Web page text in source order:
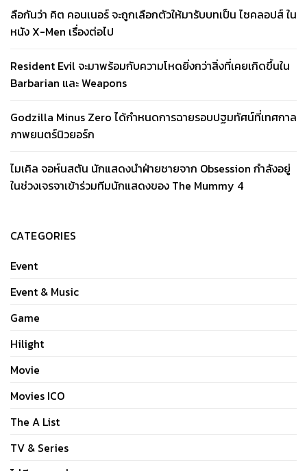
ลือกันว่า คิต คอนเนอร์ จะถูกเลือกตัวให้มารับบทเป็น ไซคลอปส์ ใน
หนัง X-Men เรื่องต่อไป
Resident Evil จะมาพร้อมกับความโหดยิ่งกว่าสิ่งที่เคยเกิดขึ้นใน
Barbarian และ Weapons
Godzilla Minus Zero ได้กำหนดการฉายรอบปฐมทัศน์ที่เทศกาล
ภาพยนตร์นิวยอร์ก
ไมเคิล จอห์นสตัน นักแสดงนำฝ่ายชายจาก Obsession กำลังอยู่
ในช่วงเจรจาเข้าร่วมทีมนักแสดงของ The Mummy 4
CATEGORIES
Event
Event & Music
Game
Hilight
Movie
Movies ICO
The A List
TV & Series